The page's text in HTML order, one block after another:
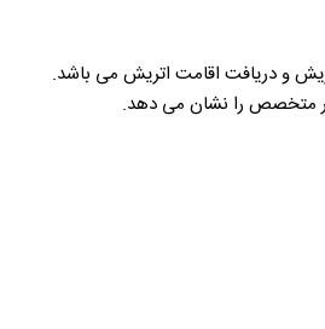
و دریافت اقامت اتریش می باشد.